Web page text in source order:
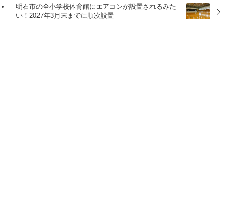
明石市の全小学校体育館にエアコンが設置されるみた
い！2027年3月末までに順次設置